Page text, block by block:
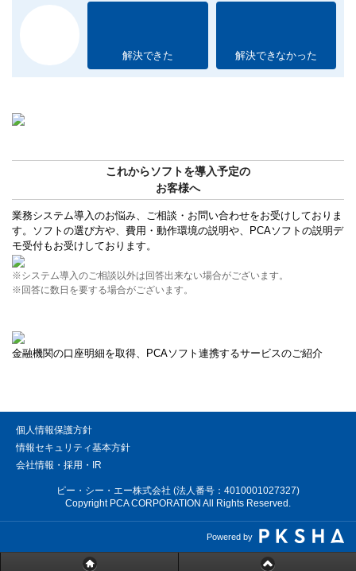
解決できた 解決できなかった
これからソフトを導入予定の
お客様へ
業務システム導入のお悩み、ご相談・お問い合わせをお受けしておりま
す。ソフトの選び方や、費用・動作環境の説明や、PCAソフトの説明デ
モ受付もお受けしております。
※システム導入のご相談以外は回答出来ない場合がございます。
※回答に数日を要する場合がございます。
金融機関の口座明細を取得、PCAソフト連携するサービスのご紹介
個人情報保護方針
情報セキュリティ基本方針
会社情報・採用・IR
ピー・シー・エー株式会社 (法人番号：4010001027327)
Copyright PCA CORPORATION All Rights Reserved.
Powered by